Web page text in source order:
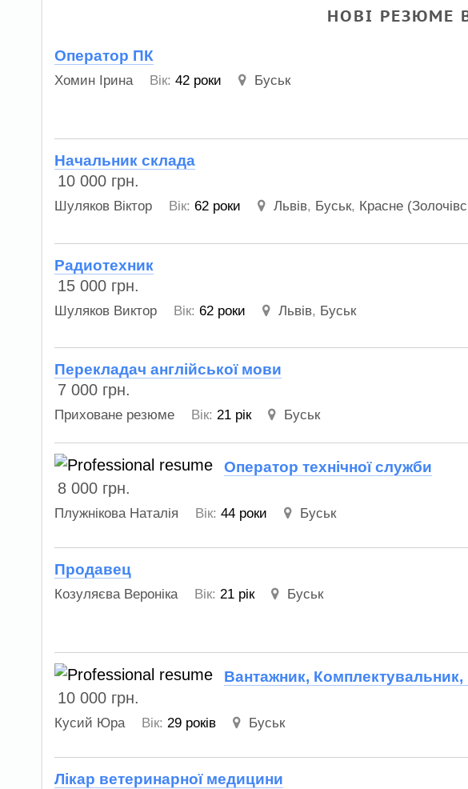
НОВІ РЕЗЮМЕ
Оператор ПК
Хомин Ірина Вік: 42 роки Буськ
Начальник склада
10 000 грн.
Шуляков Віктор Вік: 62 роки Львів, Буськ, Красне
Радиотехник
15 000 грн.
Шуляков Виктор Вік: 62 роки Львів, Буськ
Перекладач англійської мови
7 000 грн.
Приховане резюме Вік: 21 рік Буськ
Оператор технічної служби
8 000 грн.
Плужнікова Наталія Вік: 44 роки Буськ
Продавец
Козуляєва Вероніка Вік: 21 рік Буськ
Вантажник, Комплектувальник,
10 000 грн.
Кусий Юра Вік: 29 років Буськ
Лікар ветеринарної медицини